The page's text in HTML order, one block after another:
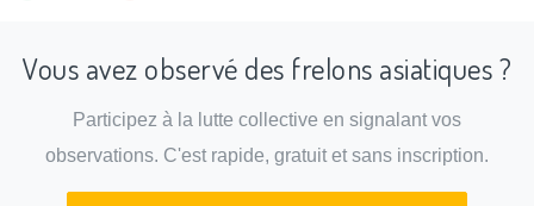
Vous avez observé des frelons asiatiques ?
Participez à la lutte collective en signalant vos
observations. C'est rapide, gratuit et sans inscription.